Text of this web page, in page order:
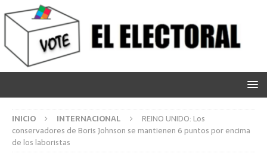
INICIO INTERNACIONAL
REINO UNIDO: Los
conservadores de Boris Johnson se mantienen 6 puntos por encima
de los laboristas